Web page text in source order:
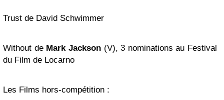
Trust de David Schwimmer
Without de Mark Jackson(V), 3 nominations au Festival
du Film de Locarno
Les Films hors-compétition :